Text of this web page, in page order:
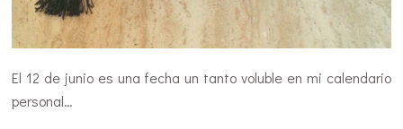
El 12 de junio es una fecha un tanto voluble en mi calendario
personal…